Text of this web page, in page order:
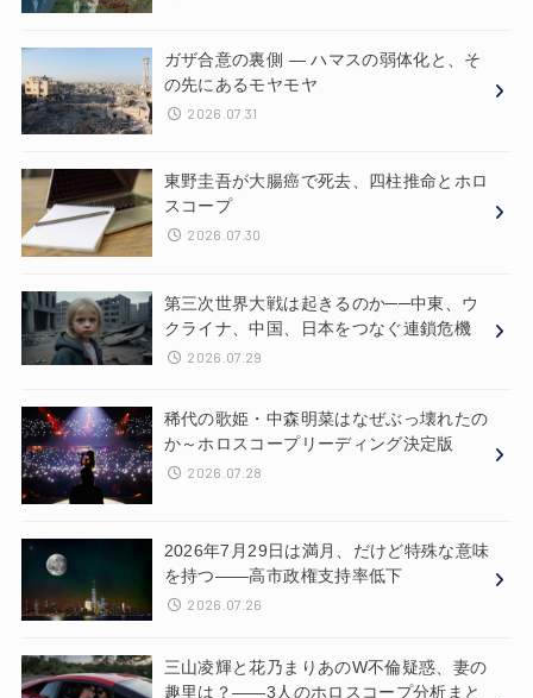
ガザ合意の裏側 ― ハマスの弱体化と、そ
の先にあるモヤモヤ
2026.07.31
東野圭吾が大腸癌で死去、四柱推命とホロ
スコープ
2026.07.30
第三次世界大戦は起きるのか──中東、ウ
クライナ、中国、日本をつなぐ連鎖危機
2026.07.29
稀代の歌姫・中森明菜はなぜぶっ壊れたの
か～ホロスコープリーディング決定版
2026.07.28
2026年7月29日は満月、だけど特殊な意味
を持つ——高市政権支持率低下
2026.07.26
三山凌輝と花乃まりあのW不倫疑惑、妻の
趣里は？——3人のホロスコープ分析まと